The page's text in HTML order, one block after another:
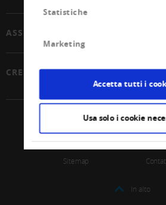
Statistiche
Marketing
Accetta tutti i
Usa solo i cookie
ASSOCIAZIONE
CREDITREFORM
© 2026 Unione Svizzera
Impressum
Sitemap
In alto